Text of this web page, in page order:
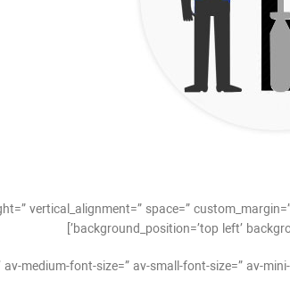
vertical_alignment=” space=”
background_position=’top left’